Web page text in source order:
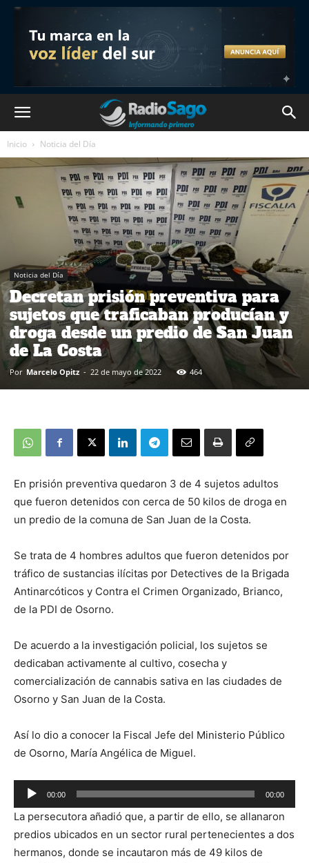
Inicio Noticia del Día
Noticia del Día
Decretan prisión preventiva para
sujetos que traficaban producían y
droga desde un predio de San Juan
de La Costa
Por Marcelo Opitz - 22 de mayo de 2022 464
En prisión preventiva quedaron 3 de 4 sujetos adultos
que fueron detenidos con cerca de 50 kilos de droga en
un predio de la comuna de San Juan de la Costa.
Se trata de 4 hombres adultos que fueron detenidos por
tráfico de sustancias ilícitas por Detectives de la Brigada
Antinarcóticos y Contra el Crimen Organizado, Brianco,
de la PDI de Osorno.
De acuerdo a la investigación policial, los sujetos se
dedicaban activamente al cultivo, cosecha y
comercialización de cannabis sativa en las ciudades de
Osorno y San Juan de la Costa.
Así lo dio a conocer la Fiscal Jefe del Ministerio Público
de Osorno, María Angélica de Miguel.
Reproductor
de
audio
00:00 00:00
La persecutora añadió que, a partir de ello, se allanaron
predios ubicados en un sector rural pertenecientes a dos
hermanos, donde se incautaron más de 49 kilos de